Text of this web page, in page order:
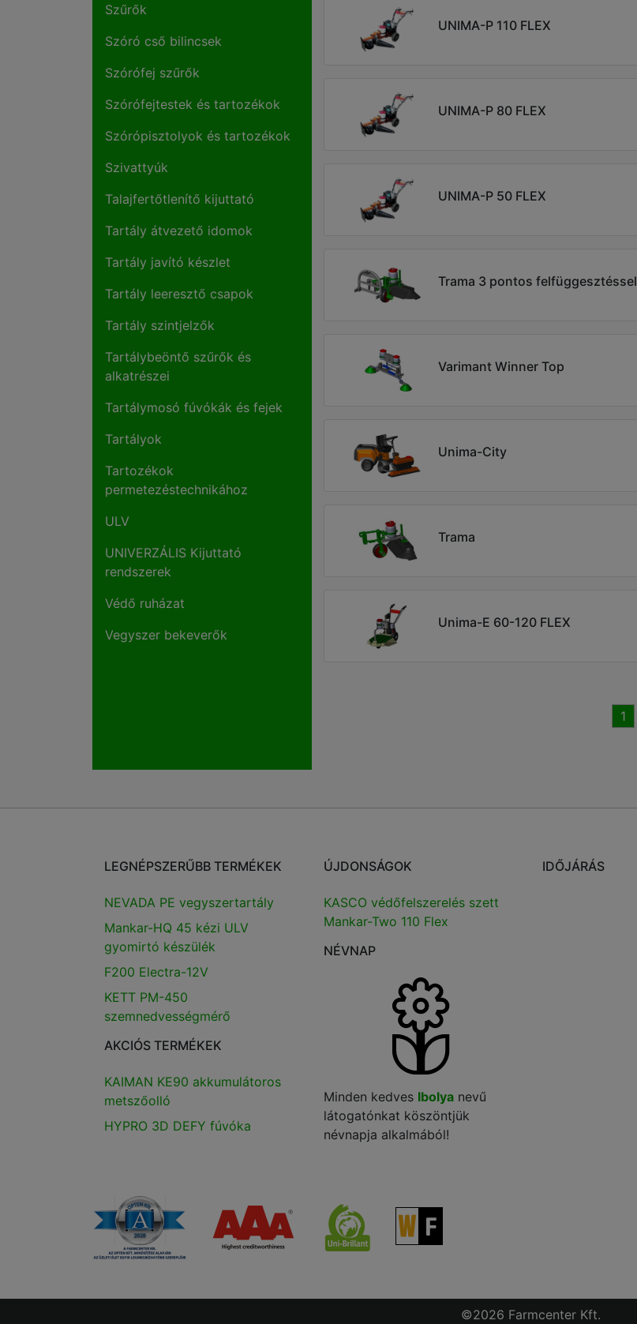
Szűrők
Szóró cső bilincsek
Szórófej szűrők
Szórófejtestek és tartozékok
Szórópisztolyok és tartozékok
Szivattyúk
Talajfertőtlenítő kijuttató
Tartály átvezető idomok
Tartály javító készlet
Tartály leeresztő csapok
Tartály szintjelzők
Tartálybeöntő szűrők és
alkatrészei
Tartálymosó fúvókák és fejek
Tartályok
Tartozékok
permetezéstechnikához
ULV
UNIVERZÁLIS Kijuttató
rendszerek
Védő ruházat
Vegyszer bekeverők
UNIMA-P 110 FLEX
UNIMA-P 80 FLEX
UNIMA-P 50 FLEX
Trama 3 pontos felfüggesztéssel
Varimant Winner Top
Unima-City
Trama
Unima-E 60-120 FLEX
1
LEGNÉPSZERŰBB TERMÉKEK
NEVADA PE vegyszertartály
Mankar-HQ 45 kézi ULV
gyomirtó készülék
F200 Electra-12V
KETT PM-450
szemnedvességmérő
AKCIÓS TERMÉKEK
KAIMAN KE90 akkumulátoros
metszőolló
HYPRO 3D DEFY fúvóka
ÚJDONSÁGOK
KASCO védőfelszerelés szett
Mankar-Two 110 Flex
NÉVNAP
Minden kedves Ibolyanevű
látogatónkat köszöntjük
névnapja alkalmából!
IDŐJÁRÁS
©2026 Farmcenter Kft.